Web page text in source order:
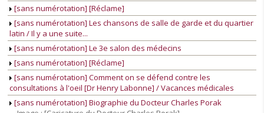
[sans numérotation] [Réclame]
[sans numérotation] Les chansons de salle de garde et du quartier
latin / Il y a une suite...
[sans numérotation] Le 3e salon des médecins
[sans numérotation] [Réclame]
[sans numérotation] Comment on se défend contre les
consultations à l'oeil [Dr Henry Labonne] / Vacances médicales
[sans numérotation] Biographie du Docteur Charles Porak